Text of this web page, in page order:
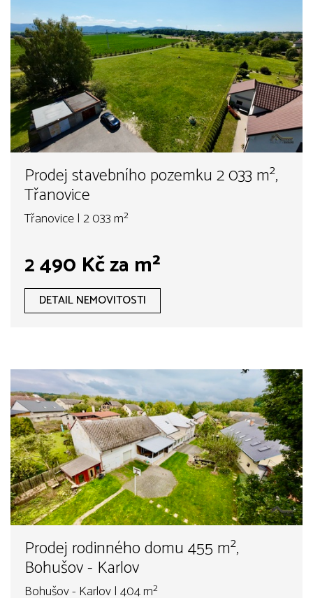
Prodej stavebního pozemku 2 033 m²,
Třanovice
Třanovice | 2 033 m²
2 490 Kč za m²
DETAIL NEMOVITOSTI
Prodej rodinného domu 455 m²,
Bohušov - Karlov
Bohušov - Karlov | 404 m²